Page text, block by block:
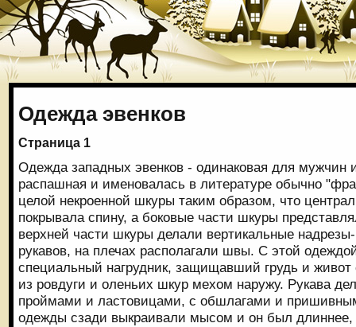
Одежда эвенков
Страница 1
Одежда западных эвенков - одинаковая для
распашная и именовалась в литературе обычно
целой некроенной шкуры таким образом, что
покрывала спину, а боковые части шкуры
верхней части шкуры делали вертикальные
рукавов, на плечах располагали швы. С этой
специальный нагрудник, защищавший грудь и
из ровдуги и оленьих шкур мехом наружу. Рукава
проймами и ластовицами, с обшлагами и
одежды сзади выкраивали мысом и он был длиннее,